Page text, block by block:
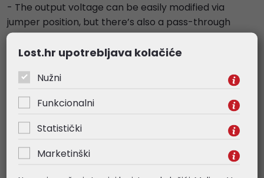
- The output voltage can be easily modified via
jumper position, but there’s also a pass-through
mode – in case if you don’t need input voltage
regulation. Remember: preventing a crisis is always
Specifications
- Product code: APA-1
- Can be used indoors: Yes
- Certification: CE, E-MARK, EAC, ROHS
Lost.hr upotrebljava kolačiće
Nužni
Funkcionalni
Statistički
Marketinški